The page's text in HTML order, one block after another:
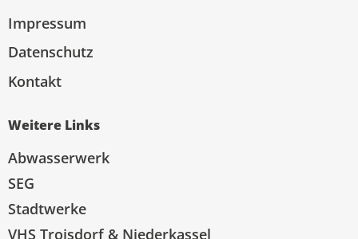
Impressum
Datenschutz
Kontakt
Weitere Links
Abwasserwerk
SEG
Stadtwerke
VHS Troisdorf & Niederkassel